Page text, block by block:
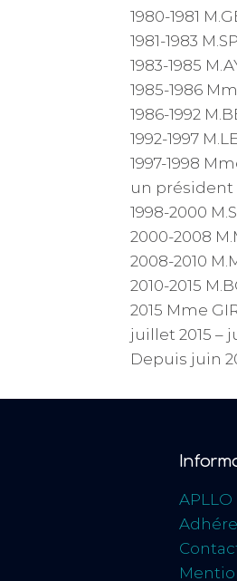
1980-1981
1981-1983
1983-1985
1985-1986
1986-1992
1992-1997
1997-1998
un président
1998-2000
2000-2008
2008-2010
2010-2015
2015 Mme
juillet 2015 –
Depuis juin
APLLO